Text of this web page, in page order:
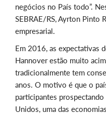
negócios no País todo”.
SEBRAE/RS, Ayrton Pinto
empresarial.
Em 2016, as expectativas
Hannover estão muito
tradicionalmente tem
anos. O motivo é que o
participantes
Unidos, uma das